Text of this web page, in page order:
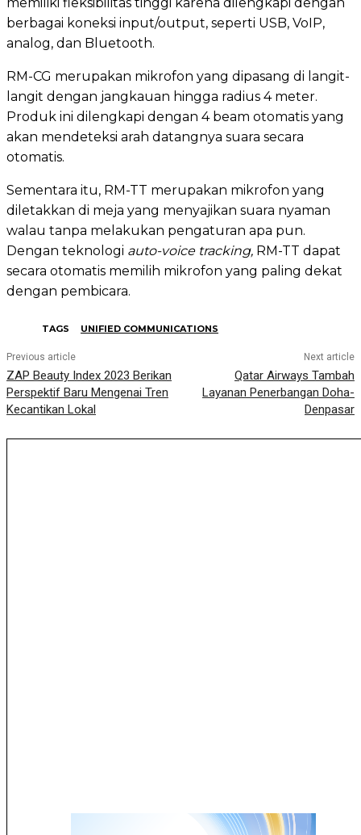
berbagai koneksi input/output, seperti USB, VoIP,
analog, dan Bluetooth.
RM-CG merupakan mikrofon yang dipasang di langit-
langit dengan jangkauan hingga radius 4 meter.
Produk ini dilengkapi dengan 4 beam otomatis yang
akan mendeteksi arah datangnya suara secara
otomatis.
Sementara itu, RM-TT merupakan mikrofon yang
diletakkan di meja yang menyajikan suara nyaman
walau tanpa melakukan pengaturan apa pun.
Dengan teknologi auto-voice tracking, RM-TT dapat
secara otomatis memilih mikrofon yang paling dekat
dengan pembicara.
TAGS UNIFIED COMMUNICATIONS
Previous article
ZAP Beauty Index 2023 Berikan
Perspektif Baru Mengenai Tren
Kecantikan Lokal
Next article
Qatar Airways Tambah
Layanan Penerbangan Doha-
Denpasar